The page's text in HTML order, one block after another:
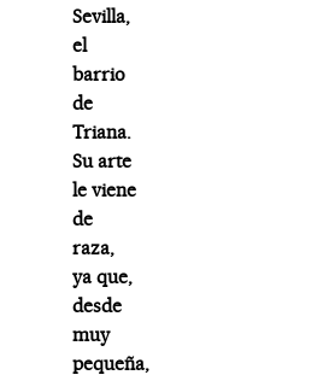
Sevilla,
el
barrio
de
Triana.
Su arte
le viene
de
raza,
ya que,
desde
muy
pequeña,